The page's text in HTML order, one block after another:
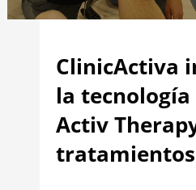
ClinicActiva
la
Activ
tratamientos